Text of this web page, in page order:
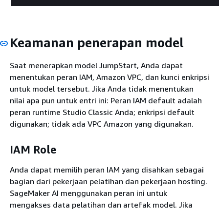
Keamanan penerapan model
Saat menerapkan model JumpStart, Anda dapat
menentukan peran IAM, Amazon VPC, dan kunci enkripsi
untuk model tersebut. Jika Anda tidak menentukan
nilai apa pun untuk entri ini: Peran IAM default adalah
peran runtime Studio Classic Anda; enkripsi default
digunakan; tidak ada VPC Amazon yang digunakan.
IAM Role
Anda dapat memilih peran IAM yang disahkan sebagai
bagian dari pekerjaan pelatihan dan pekerjaan hosting.
SageMaker AI menggunakan peran ini untuk
mengakses data pelatihan dan artefak model. Jika